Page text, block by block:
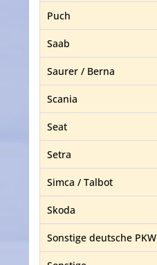
Puch
Saab
Saurer / Berna
Scania
Seat
Setra
Simca / Talbot
Skoda
Sonstige deutsche PKW